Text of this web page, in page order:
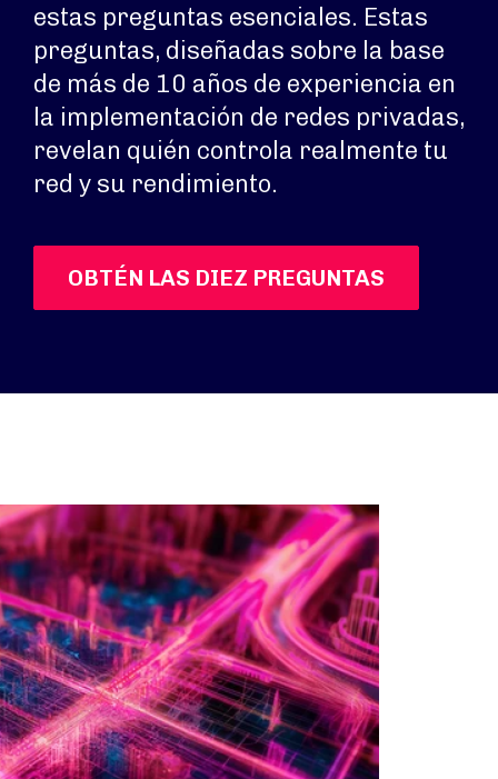
estas preguntas esenciales. Estas
preguntas, diseñadas sobre la base
de más de 10 años de experiencia en
la implementación de redes privadas,
revelan quién controla realmente tu
red y su rendimiento.
OBTÉN LAS DIEZ PREGUNTAS